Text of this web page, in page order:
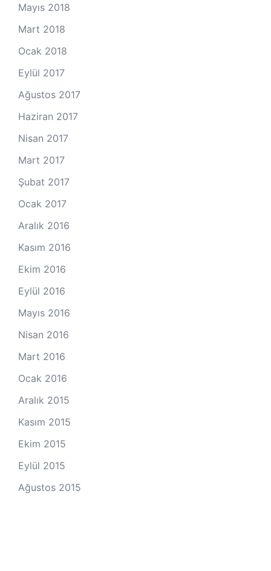
Mayıs 2018
Mart 2018
Ocak 2018
Eylül 2017
Ağustos 2017
Haziran 2017
Nisan 2017
Mart 2017
Şubat 2017
Ocak 2017
Aralık 2016
Kasım 2016
Ekim 2016
Eylül 2016
Mayıs 2016
Nisan 2016
Mart 2016
Ocak 2016
Aralık 2015
Kasım 2015
Ekim 2015
Eylül 2015
Ağustos 2015